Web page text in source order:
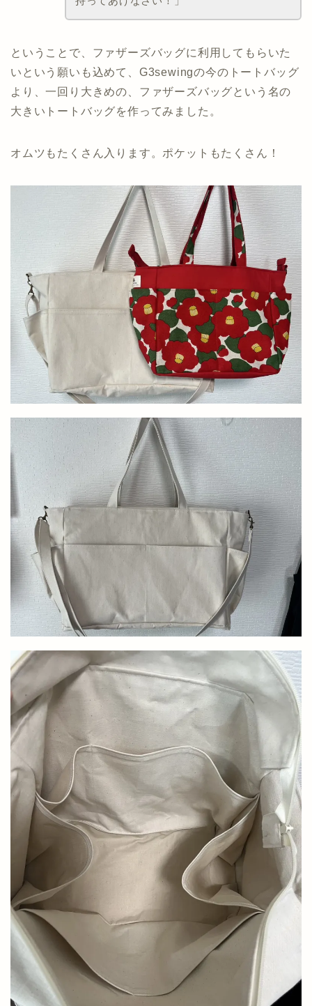
ということで、ファザーズバッグに利用してもらいた
いという願いも込めて、G3sewingの今のトートバッグ
より、一回り大きめの、ファザーズバッグという名の
大きいトートバッグを作ってみました。
オムツもたくさん入ります。ポケットもたくさん！